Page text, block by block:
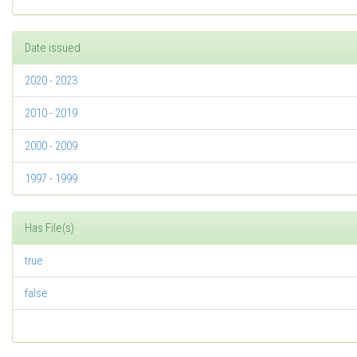
Date issued
2020 - 2023
2010 - 2019
2000 - 2009
1997 - 1999
Has File(s)
true
false